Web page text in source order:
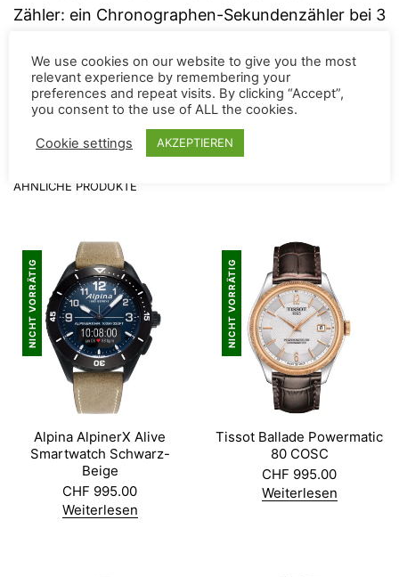
Zähler: ein Chronographen-Sekundenzähler bei 3
und ein Stundenzähler bei 6 Uhr. Zudem befindet
sich bei 4 Uhr ein Datumsfenster, welches durch
den dezenten Kontrast gut ablesbar ist.
ÄHNLICHE PRODUKTE
NICHT VORRÄTIG
Alpina AlpinerX Alive
Smartwatch Schwarz-
Beige
CHF 995.00
Weiterlesen
NICHT VORRÄTIG
Tissot Ballade Powermatic
80 COSC
CHF 995.00
Weiterlesen
We use cookies on our website to give you the most
relevant experience by remembering your
preferences and repeat visits. By clicking “Accept”,
you consent to the use of ALL the cookies.
Cookie settings AKZEPTIEREN